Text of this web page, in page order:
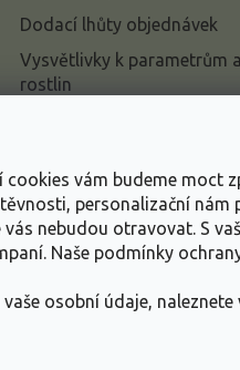
vám budeme moct
personalizační
vás nebudou otravovat. S
Naše podmínky
osobní údaje, naleznete
Dodací lhůty objednávek
Vysvětlivky k parametrům
rostlin
Informace o ochraně
údajů
Obchodní podmínky